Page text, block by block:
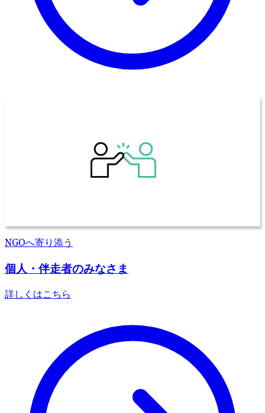
NGOへ寄り添う
個人・伴走者のみなさま
詳しくはこちら